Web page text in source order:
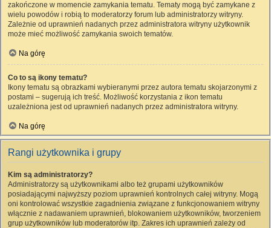
zakończone w momencie zamykania tematu. Tematy mogą być zamykane z
wielu powodów i robią to moderatorzy forum lub administratorzy witryny.
Zależnie od uprawnień nadanych przez administratora witryny użytkownik
może mieć możliwość zamykania swoich tematów.
Na górę
Co to są ikony tematu?
Ikony tematu są obrazkami wybieranymi przez autora tematu skojarzonymi z
postami – sugerują ich treść. Możliwość korzystania z ikon tematu
uzależniona jest od uprawnień nadanych przez administratora witryny.
Na górę
Rangi użytkownika i grupy
Kim są administratorzy?
Administratorzy są użytkownikami albo też grupami użytkowników
posiadającymi najwyższy poziom uprawnień kontrolnych całej witryny. Mogą
oni kontrolować wszystkie zagadnienia związane z funkcjonowaniem witryny
włącznie z nadawaniem uprawnień, blokowaniem użytkowników, tworzeniem
grup użytkowników lub moderatorów itp. Zakres ich uprawnień zależy od